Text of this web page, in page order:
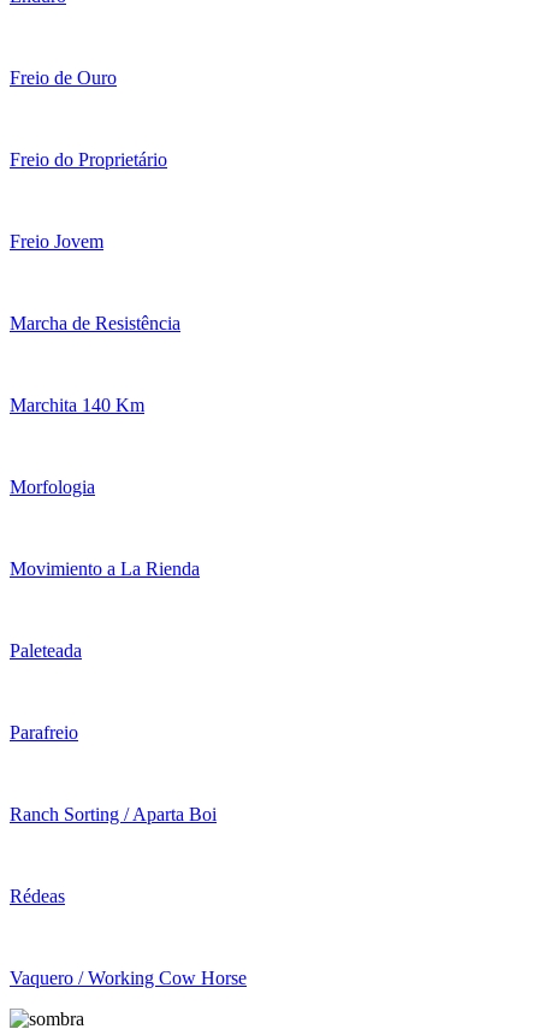
Freio de Ouro
Freio do Proprietário
Freio Jovem
Marcha de Resistência
Marchita 140 Km
Morfologia
Movimiento a La Rienda
Paleteada
Parafreio
Ranch Sorting / Aparta Boi
Rédeas
Vaquero / Working Cow Horse